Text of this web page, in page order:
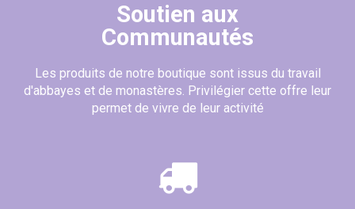
Soutien aux
Communautés
Les produits de notre boutique sont issus du travail
d'abbayes et de monastères. Privilégier cette offre leur
permet de vivre de leur activité